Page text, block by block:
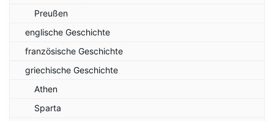
Preußen
englische Geschichte
französische Geschichte
griechische Geschichte
Athen
Sparta